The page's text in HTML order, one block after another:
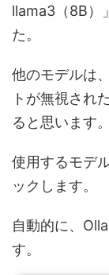
llama3（8B）
た。
他のモデルは
トが無視され
ると思います。
使用するモデ
ックします。
自動的に、
す。